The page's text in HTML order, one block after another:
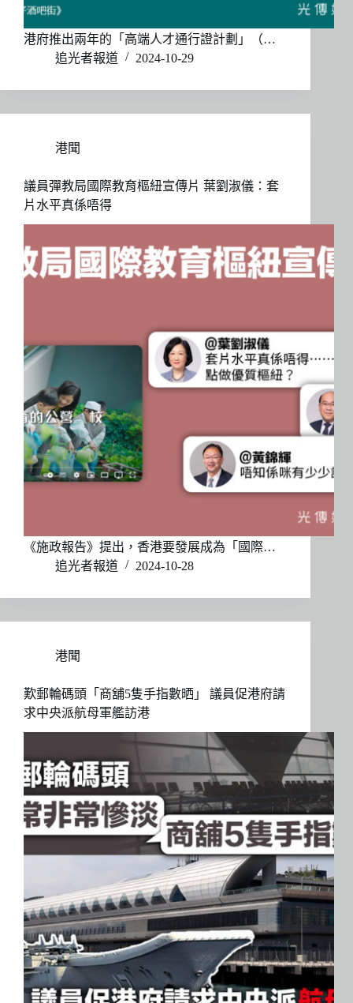
港府推出兩年的「高端人才通行證計劃」（…
追光者報道
2024-10-29
港聞
議員彈教局國際教育樞紐宣傳片 葉劉淑儀：套
片水平真係唔得
《施政報告》提出，香港要發展成為「國際…
追光者報道
2024-10-28
港聞
歎郵輪碼頭「商舖5隻手指數晒」 議員促港府請
求中央派航母軍艦訪港